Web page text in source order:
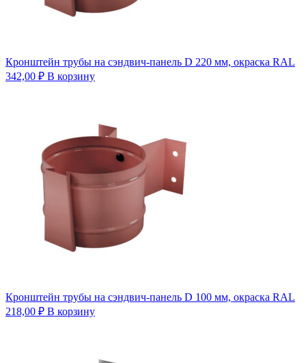
Кронштейн трубы на сэндвич-панель D 220 мм, окраска RAL
342,00 ₽ В корзину
Кронштейн трубы на сэндвич-панель D 100 мм, окраска RAL
218,00 ₽ В корзину